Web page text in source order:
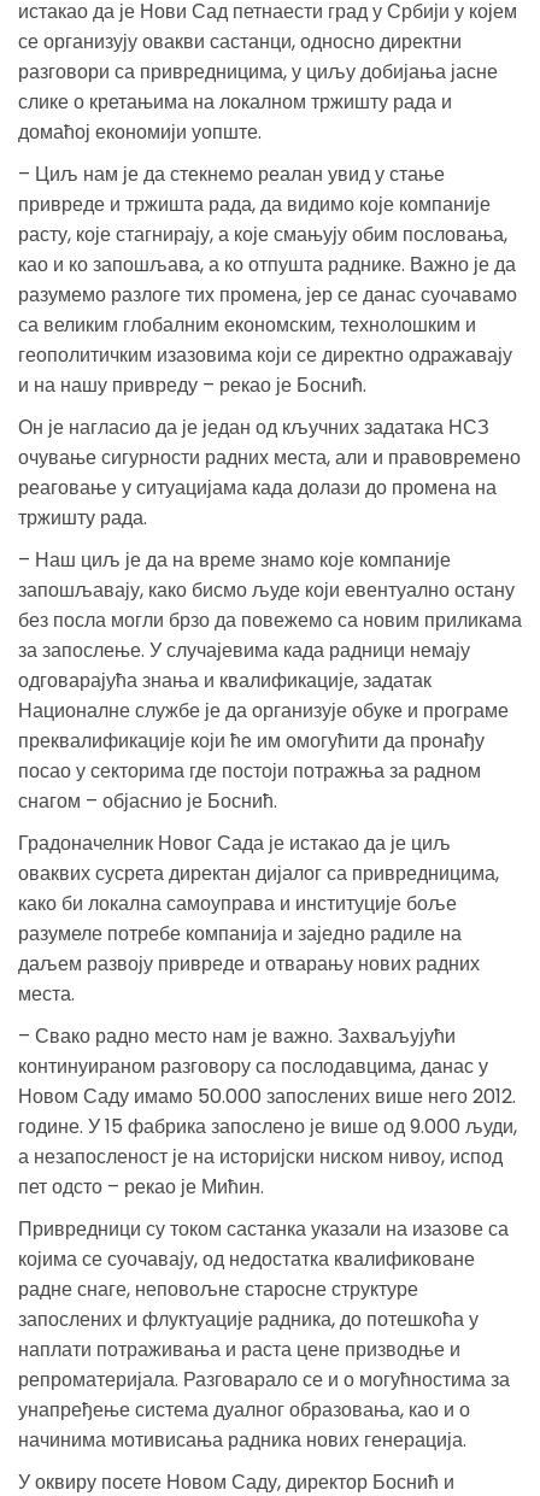
истакао да је Нови Сад петнаести град у Србији у којем
се организују овакви састанци, односно директни
разговори са привредницима, у циљу добијања јасне
слике о кретањима на локалном тржишту рада и
домаћој економији уопште.
– Циљ нам је да стекнемо реалан увид у стање
привреде и тржишта рада, да видимо које компаније
расту, које стагнирају, а које смањују обим пословања,
као и ко запошљава, а ко отпушта раднике. Важно је да
разумемо разлоге тих промена, јер се данас суочавамо
са великим глобалним економским, технолошким и
геополитичким изазовима који се директно одражавају
и на нашу привреду – рекао је Боснић.
Он је нагласио да је један од кључних задатака НСЗ
очување сигурности радних места, али и правовремено
реаговање у ситуацијама када долази до промена на
тржишту рада.
– Наш циљ је да на време знамо које компаније
запошљавају, како бисмо људе који евентуално остану
без посла могли брзо да повежемо са новим приликама
за запослење. У случајевима када радници немају
одговарајућа знања и квалификације, задатак
Националне службе је да организује обуке и програме
преквалификације који ће им омогућити да пронађу
посао у секторима где постоји потражња за радном
снагом – објаснио је Боснић.
Градоначелник Новог Сада је истакао да је циљ
оваквих сусрета директан дијалог са привредницима,
како би локална самоуправа и институције боље
разумеле потребе компанија и заједно радиле на
даљем развоју привреде и отварању нових радних
места.
– Свако радно место нам је важно. Захваљујући
континуираном разговору са послодавцима, данас у
Новом Саду имамо 50.000 запослених више него 2012.
године. У 15 фабрика запослено је више од 9.000 људи,
а незапосленост је на историјски ниском нивоу, испод
пет одсто – рекао је Мићин.
Привредници су током састанка указали на изазове са
којима се суочавају, од недостатка квалификоване
радне снаге, неповољне старосне структуре
запослених и флуктуације радника, до потешкоћа у
наплати потраживања и раста цене призводње и
репроматеријала. Разговарало се и о могућностима за
унапређење система дуалног образовања, као и о
начинима мотивисања радника нових генерација.
У оквиру посете Новом Саду, директор Боснић и